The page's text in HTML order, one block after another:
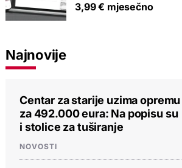
3,99 € mjesečno
Najnovije
Centar za starije uzima opremu
za 492.000 eura: Na popisu su
i stolice za tuširanje
NOVOSTI